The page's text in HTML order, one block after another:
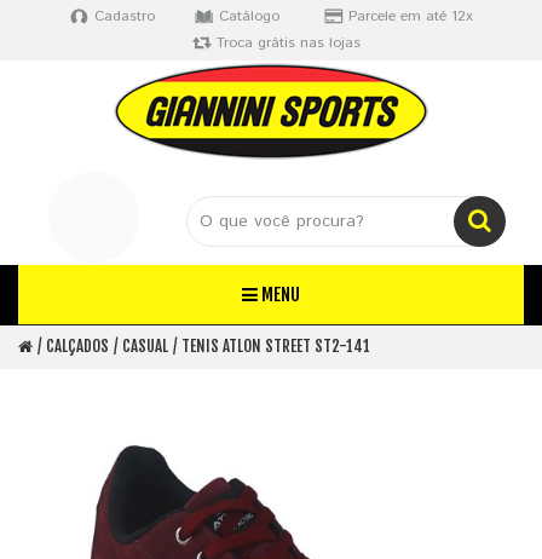
Cadastro Catálogo
Parcele em até 12x
Troca grátis nas lojas
MENU
CALÇADOS CASUAL TENIS ATLON STREET ST2-141